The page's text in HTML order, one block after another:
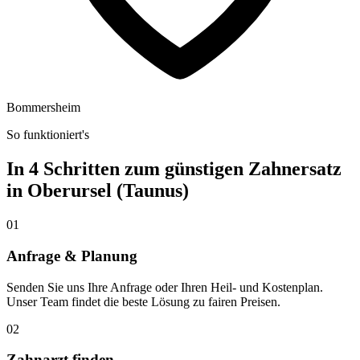
Bommersheim
So funktioniert's
In 4 Schritten zum günstigen Zahnersatz
in Oberursel (Taunus)
01
Anfrage & Planung
Senden Sie uns Ihre Anfrage oder Ihren Heil- und Kostenplan.
Unser Team findet die beste Lösung zu fairen Preisen.
02